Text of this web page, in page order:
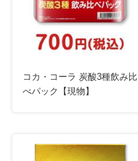
コカ・コーラ 炭酸3種飲み比
べパック【現物】